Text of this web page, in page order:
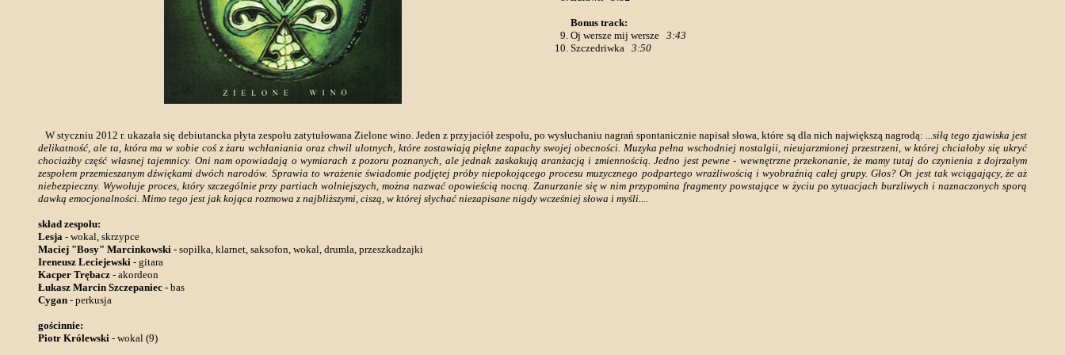
Bonus track:
Oj wersze mij wersze 3:43
Szczedriwka 3:50
W styczniu 2012 r. ukazała się debiutancka płyta zespołu zatytułowana Zielone wino. Jeden z przyjaciół zespołu, po wysłuchaniu nagrań spontanicznie napisał słowa, które są dla nich największą nagrodą: ...siłą tego zjawiska jest
delikatność, ale ta, która ma w sobie coś z żaru wchłaniania oraz chwil ulotnych, które zostawiają piękne zapachy swojej obecności. Muzyka pełna wschodniej nostalgii, nieujarzmionej przestrzeni, w której chciałoby się ukryć
chociażby część własnej tajemnicy. Oni nam opowiadają o wymiarach z pozoru poznanych, ale jednak zaskakują aranżacją i zmiennością. Jedno jest pewne - wewnętrzne przekonanie, że mamy tutaj do czynienia z dojrzałym
zespołem przemieszanym dźwiękami dwóch narodów. Sprawia to wrażenie świadomie podjętej próby niepokojącego procesu muzycznego podpartego wrażliwością i wyobraźnią całej grupy. Głos? On jest tak wciągający, że aż
niebezpieczny. Wywołuje proces, który szczególnie przy partiach wolniejszych, można nazwać opowieścią nocną. Zanurzanie się w nim przypomina fragmenty powstające w życiu po sytuacjach burzliwych i naznaczonych sporą
dawką emocjonalności. Mimo tego jest jak kojąca rozmowa z najbliższymi, ciszą, w której słychać niezapisane nigdy wcześniej słowa i myśli....
skład zespołu:
Lesja - wokal, skrzypce
Maciej "Bosy" Marcinkowski - sopiłka, klarnet, saksofon, wokal, drumla, przeszkadzajki
Ireneusz Leciejewski - gitara
Kacper Trębacz - akordeon
Łukasz Marcin Szczepaniec - bas
Cygan - perkusja
gościnnie:
Piotr Królewski - wokal (9)